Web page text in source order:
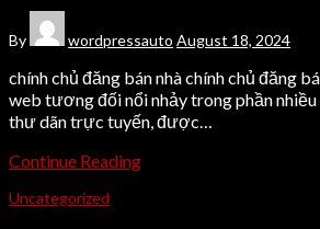
By wordpressauto August 18, 2024
chính chủ đăng bán nhà chính chủ đăng
web tương đối nổi nhảy trong phần
thư dãn trực tuyến, được…
Continue Reading
Uncategorized